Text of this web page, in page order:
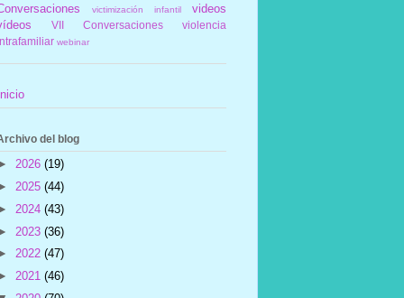
victimización infantil
videos
VII Conversaciones
violencia
webinar
del blog
2026 (19)
2025 (44)
2024 (43)
2023 (36)
2022 (47)
2021 (46)